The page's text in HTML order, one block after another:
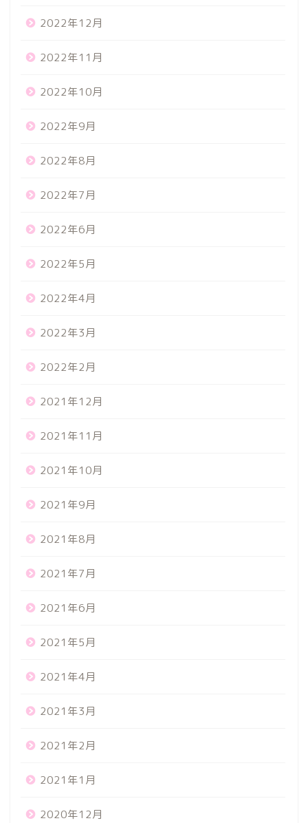
2022年12月
2022年11月
2022年10月
2022年9月
2022年8月
2022年7月
2022年6月
2022年5月
2022年4月
2022年3月
2022年2月
2021年12月
2021年11月
2021年10月
2021年9月
2021年8月
2021年7月
2021年6月
2021年5月
2021年4月
2021年3月
2021年2月
2021年1月
2020年12月